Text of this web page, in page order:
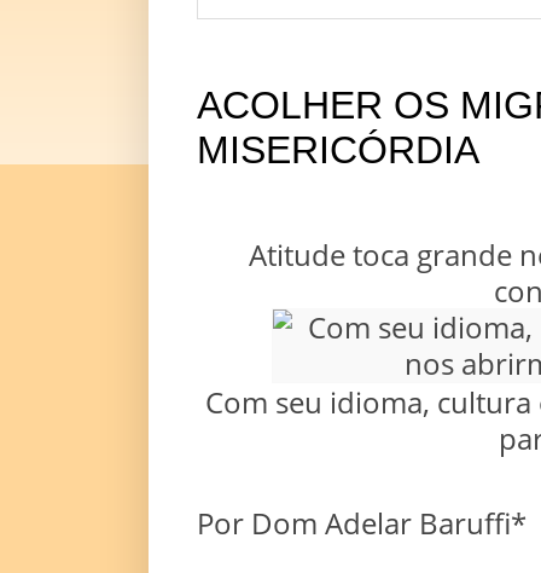
ACOLHER OS
MISERICÓRDIA
Atitude toca grande
Com seu idioma,
Por Dom Adelar Baruffi*